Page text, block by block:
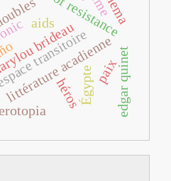
littérature acadienne
brideau
transitoire
hérosÉgypte paixedgar quinet
aids